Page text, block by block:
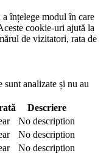
înțelege modul în care
cookie-uri ajută la
de vizitatori, rata de
analizate și nu au
Descriere
No description
No description
No description